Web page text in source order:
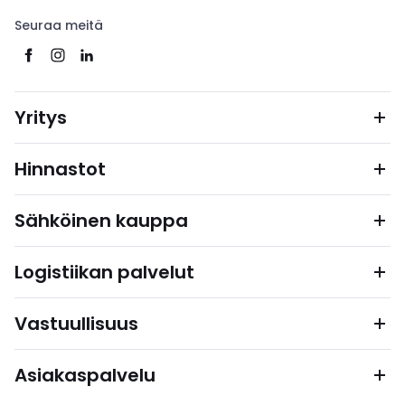
Seuraa meitä
Yritys
Hinnastot
Sähköinen kauppa
Logistiikan palvelut
Vastuullisuus
Asiakaspalvelu